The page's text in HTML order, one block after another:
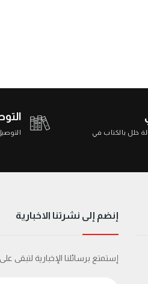
خلل بالكتاب في
إنضم إلى نشرتنا الاخبارية
إستمتع برسائلنا الإخبارية لتبقى